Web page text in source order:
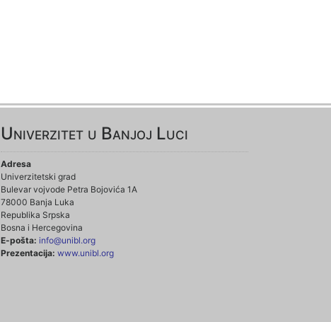
Univerzitet u Banjoj Luci
Adresa
Univerzitetski grad
Bulevar vojvode Petra Bojovića 1A
78000 Banja Luka
Republika Srpska
Bosna i Hercegovina
E-pošta: info@unibl.org
Prezentacija: www.unibl.org